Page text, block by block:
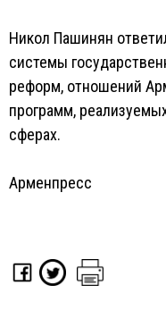
Никол Пашинян
системы
реформ, отношений
программ,
сферах.
Арменпресс